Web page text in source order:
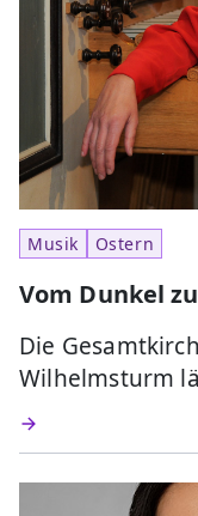
Musik Ostern
Vom Dunkel
Die
Wilhelmsturm